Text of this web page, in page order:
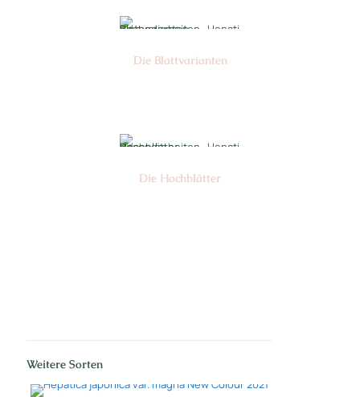
Die Blattvarianten
Die Hochblätter
Weitere Sorten